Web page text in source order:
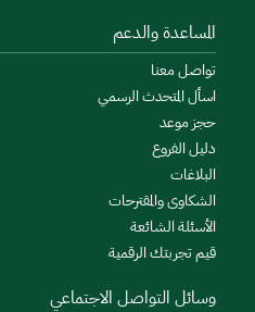
المساعدة والدعم
تواصل معنا
اسأل المتحدث الرسمي
حجز موعد
دليل الفروع
البلاغات
الشكاوى والمقترحات
الأسئلة الشائعة
قيم تجربتك الرقمية
وسائل التواصل الاجتماعي